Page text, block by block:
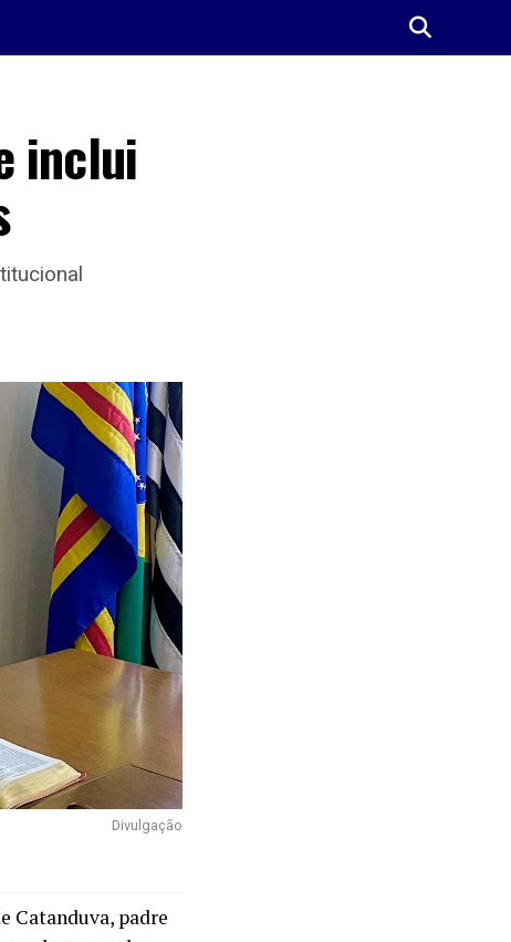
inclui
Divulgação
Catanduva, padre